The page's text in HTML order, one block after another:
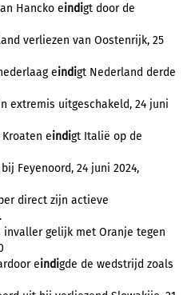
Hancko eindigt door de
verliezen van Oostenrijk, 25
eindigt Nederland derde
extremis uitgeschakeld, 24 juni
eindigt Italië op de
Feyenoord, 24 juni 2024,
direct zijn actieve
gelijk met Oranje tegen
eindigde de wedstrijd zoals